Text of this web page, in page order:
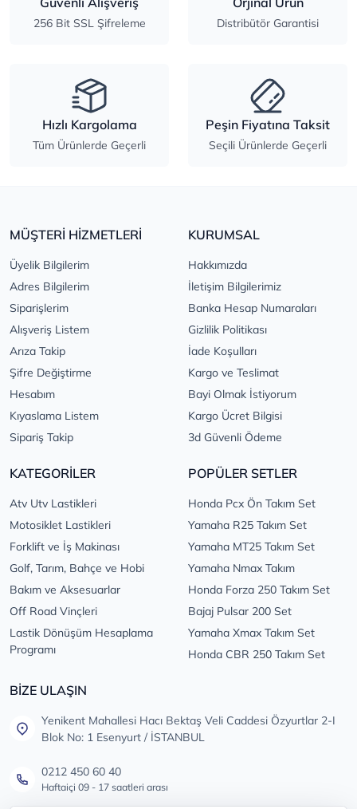
256 Bit SSL Şifreleme Distribütör Garantisi
Hızlı Kargolama
Tüm Ürünlerde Geçerli
Peşin Fiyatına Taksit
Seçili Ürünlerde Geçerli
MÜŞTERİ HİZMETLERİ
Üyelik Bilgilerim
Adres Bilgilerim
Siparişlerim
Alışveriş Listem
Arıza Takip
Şifre Değiştirme
Hesabım
Kıyaslama Listem
Sipariş Takip
KURUMSAL
Hakkımızda
İletişim Bilgilerimiz
Banka Hesap Numaraları
Gizlilik Politikası
İade Koşulları
Kargo ve Teslimat
Bayi Olmak İstiyorum
Kargo Ücret Bilgisi
3d Güvenli Ödeme
KATEGORİLER
Atv Utv Lastikleri
Motosiklet Lastikleri
Forklift ve İş Makinası
Golf, Tarım, Bahçe ve Hobi
Bakım ve Aksesuarlar
Off Road Vinçleri
Lastik Dönüşüm Hesaplama
Programı
POPÜLER SETLER
Honda Pcx Ön Takım Set
Yamaha R25 Takım Set
Yamaha MT25 Takım Set
Yamaha Nmax Takım
Honda Forza 250 Takım Set
Bajaj Pulsar 200 Set
Yamaha Xmax Takım Set
Honda CBR 250 Takım Set
BİZE ULAŞIN
Yenikent Mahallesi Hacı Bektaş Veli Caddesi Özyurtlar 2-I
Blok No: 1 Esenyurt / İSTANBUL
0212 450 60 40
Haftaiçi 09 - 17 saatleri arası